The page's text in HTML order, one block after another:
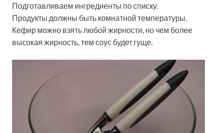
Подготавливаем ингредиенты по списку.
Продукты должны быть комнатной температуры.
Кефир можно взять любой жирности, но чем более
высокая жирность, тем соус будет гуще.